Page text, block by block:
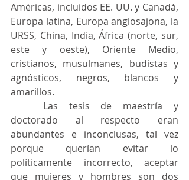
Américas, incluidos EE. UU. y Canadá,
Europa latina, Europa anglosajona, la
URSS, China, India, África (norte, sur,
este y oeste), Oriente Medio,
cristianos, musulmanes, budistas y
agnósticos, negros, blancos y
amarillos.
doctorado al respecto eran
abundantes e inconclusas, tal vez
porque querían evitar lo
políticamente incorrecto, aceptar
que mujeres y hombres son dos